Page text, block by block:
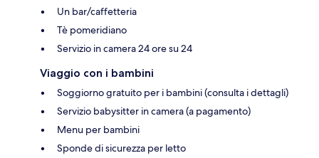
Un bar/caffetteria
Tè pomeridiano
Servizio in camera 24 ore su 24
Viaggio con i bambini
Soggiorno gratuito per i bambini (consulta i dettagli)
Servizio babysitter in camera (a pagamento)
Menu per bambini
Sponde di sicurezza per letto